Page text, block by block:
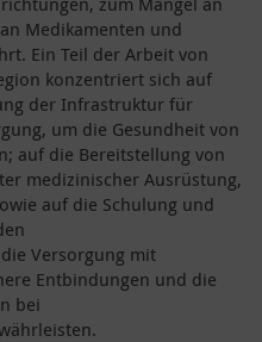
Medikamenten und
Ein Teil der Arbeit von
konzentriert sich auf
der Infrastruktur für
um die Gesundheit von
auf die Bereitstellung von
medizinischer Ausrüstung,
auf die Schulung und
Versorgung mit
Entbindungen und die
bei